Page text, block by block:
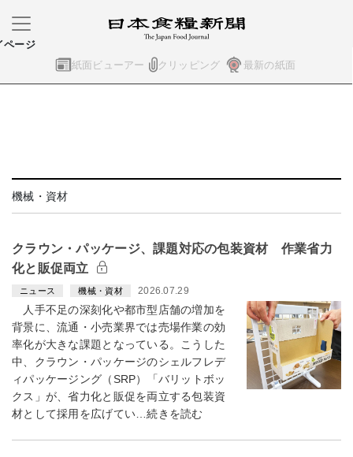
紙面ビューアー クリッピング 最新の紙面
ページ
機械・資材
クラウン・パッケージ、課題対応の包装資材 作業省力
化と販促両立
ニュース 機械・資材 2026.07.29
人手不足の深刻化や都市型店舗の増加を
背景に、流通・小売業界では売場作業の効
率化が大きな課題となっている。こうした
中、クラウン・パッケージのシェルフレデ
ィパッケージング（SRP）「バリットボッ
クス」が、省力化と販促を両立する包装資
材として採用を広げてい…続きを読む